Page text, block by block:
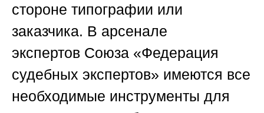
стороне типографии или
заказчика. В арсенале
экспертов Союза «Федерация
судебных экспертов» имеются все
необходимые инструменты для